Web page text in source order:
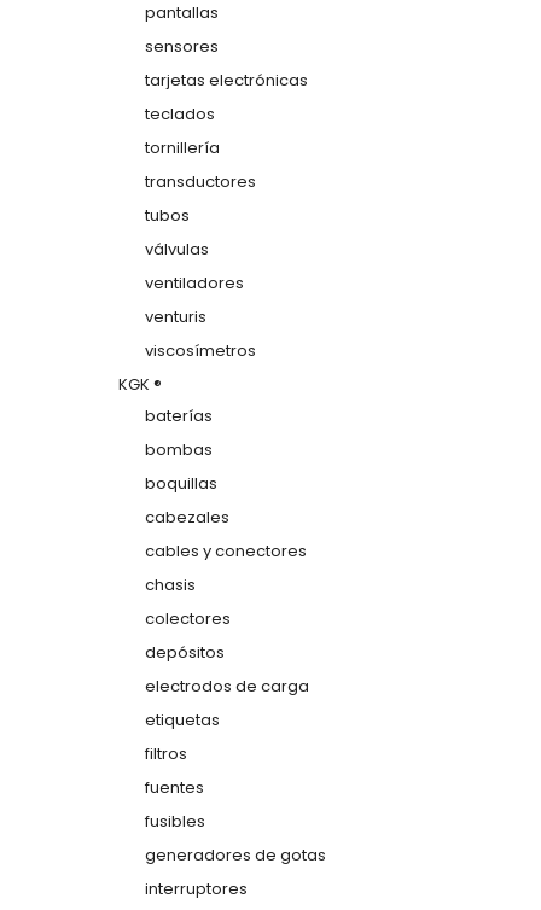
pantallas
sensores
tarjetas electrónicas
teclados
tornillería
transductores
tubos
válvulas
ventiladores
venturis
viscosímetros
KGK ®
baterías
bombas
boquillas
cabezales
cables y conectores
chasis
colectores
depósitos
electrodos de carga
etiquetas
filtros
fuentes
fusibles
generadores de gotas
interruptores